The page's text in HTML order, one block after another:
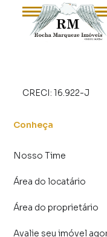
CRECI: 16.922-J
Conheça
Nosso Time
Área do locatário
Área do proprietário
Avalie seu imóvel